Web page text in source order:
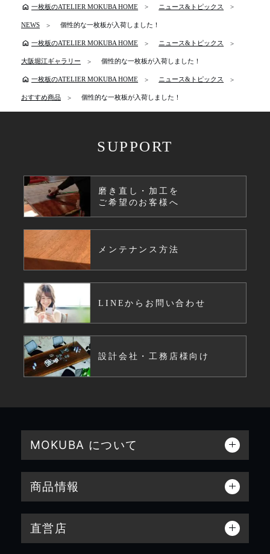
home 一枚板のATELIER MOKUBA HOME ニュース&トピックス
NEWS 個性的な一枚板が入荷しました！
home 一枚板のATELIER MOKUBA HOME ニュース&トピックス
大阪堀江ギャラリー 個性的な一枚板が入荷しました！
home 一枚板のATELIER MOKUBA HOME ニュース&トピックス
おすすめ商品 個性的な一枚板が入荷しました！
SUPPORT
磨き直し・加工を
ご希望のお客様へ
メンテナンス方法
LINEからお問い合わせ
設計会社・工務店様向け
MOKUBA について
商品情報
直営店